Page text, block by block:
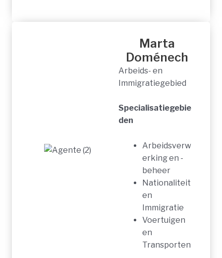
Marta
Doménech
Arbeids- en
Immigratiegebied
Specialisatiegebie
den
Arbeidsverw
erking en -
beheer
Nationaliteit
en
Immigratie
Voertuigen
en
Transporten